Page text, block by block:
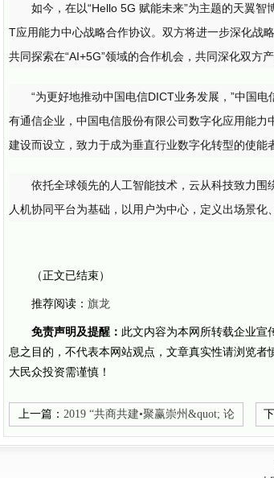
如今，在以“Hello 5G 赋能未来”为主题的天翼
T应用能力中心战略合作协议。双方将进一步深化战
共同探索在“AI+5G”领域的合作机会，共同深化双方
“为更好地推动中国电信DICT业务发展，”中国
有通信企业，中国电信股份有限公司数字化应用能
建设而设立，致力于成为垂直行业数字化转型的使能
依托全球领先的人工智能技术，云从科技致力
人机协同平台为基础，以用户为中心，定义出场景化
（正文已结束）
推荐阅读： 旗龙
免责声明及提醒： 此文内容为本网所转载企业宣
息之目的，不代表本网站观点，文章真实性请浏览
大民众投资需谨慎！
上一篇： 2019 “共商共建•聚赢崇州&quot; 论
坛成功举办